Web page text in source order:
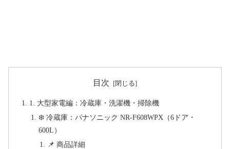
目次
1. 大型家電編：冷蔵庫・洗濯機・掃除機
❄️ 冷蔵庫：パナソニック NR-F608WPX（6ドア・
600L）
📌 商品詳細